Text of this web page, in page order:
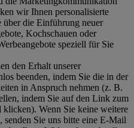
wir Ihnen personalisierte
die Einführung neuer
Kochschauen oder
speziell für Sie
den Erhalt unserer
beenden, indem Sie die in der
in Anspruch nehmen (z. B.
indem Sie auf den Link zum
Wenn Sie keine weitere
Sie uns bitte eine E-Mail